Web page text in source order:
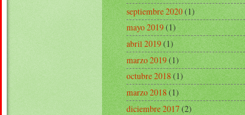
septiembre 2020(1)
mayo 2019(1)
abril 2019(1)
marzo 2019(1)
octubre 2018(1)
marzo 2018(1)
diciembre 2017(2)